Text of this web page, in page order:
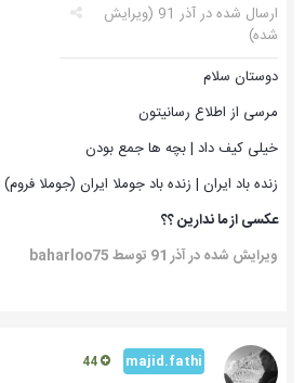
ارسال شده درآذر 91
(ویرایش
شده)
دوستان سلام
مرسی از اطلاع رسانیتون
خیلی کیف داد | بچه ها جمع بودن
زنده باد ایران | زنده باد جوملا ایران (جوملا فروم)
عکسی از ما ندارین ؟؟
ویرایش شده درآذر 91 توسط baharloo75
majid.fathi